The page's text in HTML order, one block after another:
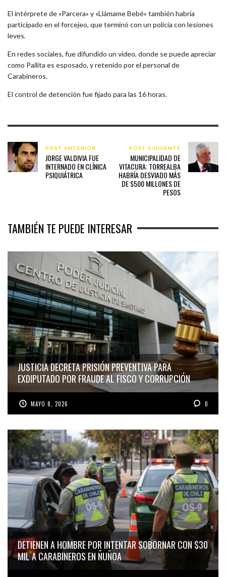
El intérprete de «Parcera» y «Llámame Bebé» también habría
participado en el forcejeo, que terminó con un policía con lesiones
leves.
En redes sociales, fue difundido un vídeo, donde se puede apreciar
como Pailita es esposado, y retenido por el personal de
Carabineros.
El control de detención fue fijado para las 16 horas.
POST ANTERIOR
JORGE VALDIVIA FUE
INTERNADO EN CLÍNICA
PSIQUIÁTRICA
POST SIGUIENTE
MUNICIPALIDAD DE
VITACURA: TORREALBA
HABRÍA DESVIADO MÁS
DE $500 MILLONES DE
PESOS
TAMBIÉN TE PUEDE INTERESAR
JUSTICIA DECRETA PRISIÓN PREVENTIVA PARA
EXDIPUTADO POR FRAUDE AL FISCO Y CORRUPCIÓN
MAYO 8, 2026 0
DETIENEN A HOMBRE POR INTENTAR SOBORNAR CON $30
MIL A CARABINEROS EN ÑUÑOA